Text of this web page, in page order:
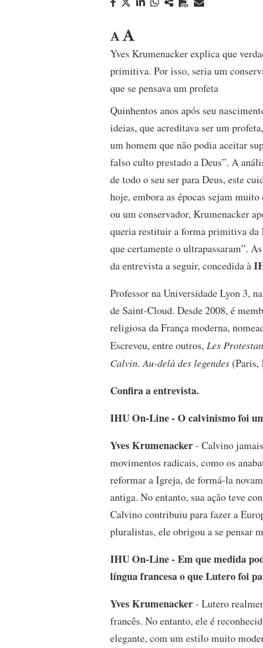
Yves Krumenacker explica que
primitiva. Por isso, seria um
que se pensava um profeta
Quinhentos anos após seu
ideias, que acreditava ser um
um homem que não podia aceitar
falso culto prestado a Deus”. A
de todo o seu ser para Deus, este
hoje, embora as épocas sejam
ou um conservador, Krumenacker
queria restituir a forma primitiva da
que certamente o ultrapassaram”.
da entrevista a seguir, concedida à
Professor na Universidade Lyon 3,
de Saint-Cloud. Desde 2008, é
religiosa da França moderna,
Escreveu, entre outros, Les
Calvin. Au-delà des legendes (Paris,
Confira a entrevista.
IHU On-Line - O calvinismo foi
Yves Krumenacker- Calvino
movimentos radicais, como os
reformar a Igreja, de formá-la
antiga. No entanto, sua ação teve
Calvino contribuiu para fazer a
pluralistas, ele obrigou a se pensar
IHU On-Line - Em que medida
língua francesa o que Lutero foi
Yves Krumenacker- Lutero
francês. No entanto, ele é
elegante, com um estilo muito